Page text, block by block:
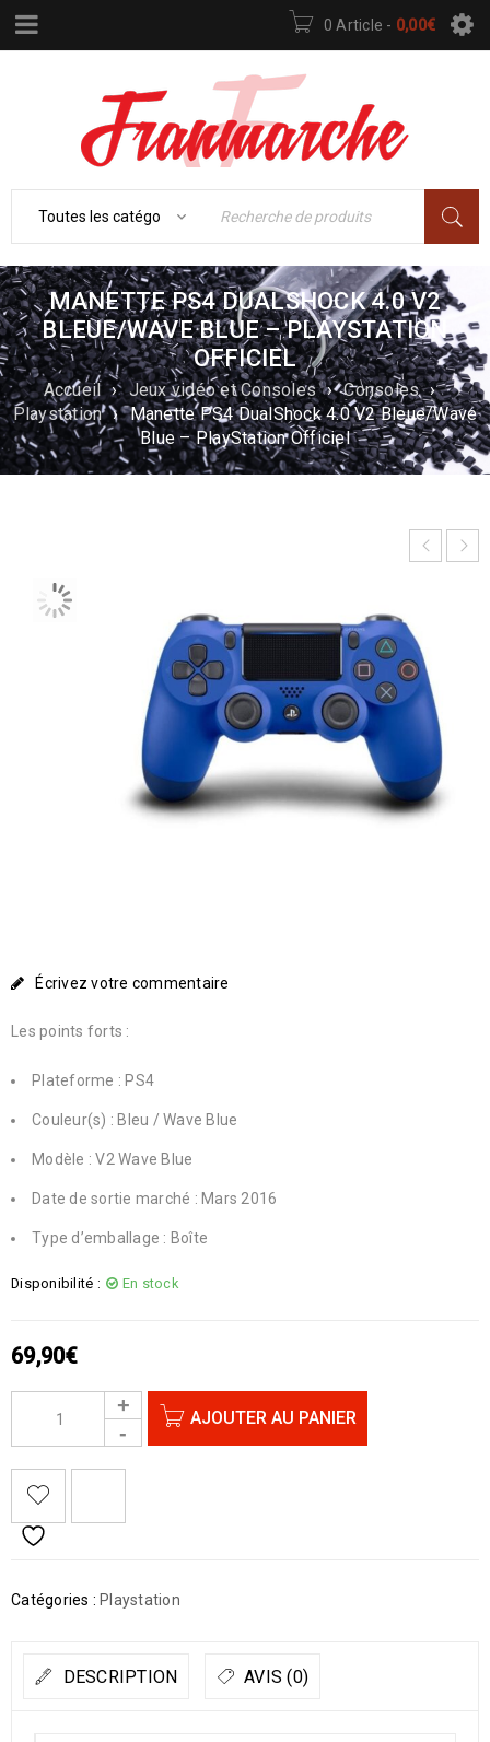
0 Article - 0,00€
MANETTE PS4 DUALSHOCK 4.0 V2
BLEUE/WAVE BLUE – PLAYSTATION
OFFICIEL
Accueil › Jeux vidéo et Consoles › Consoles ›
Playstation › Manette PS4 DualShock 4.0 V2 Bleue/Wave
Blue – PlayStation Officiel
Écrivez votre commentaire
Les points forts :
Plateforme : PS4
Couleur(s) : Bleu / Wave Blue
Modèle : V2 Wave Blue
Date de sortie marché : Mars 2016
Type d’emballage : Boîte
Disponibilité : En stock
69,90€
AJOUTER AU PANIER
Catégories : Playstation
DESCRIPTION AVIS (0)